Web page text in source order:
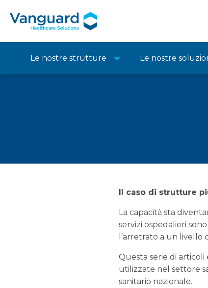
Le nostre strutture Le nostre
Il caso di strutture
La capacità sta
servizi ospedalieri
l’arretrato a un livello
Questa serie di
utilizzate nel settore
sanitario nazionale.